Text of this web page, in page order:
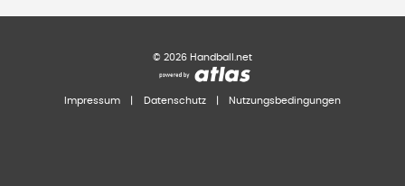
© 2026 Handball.net
Impressum Datenschutz Nutzungsbedingungen